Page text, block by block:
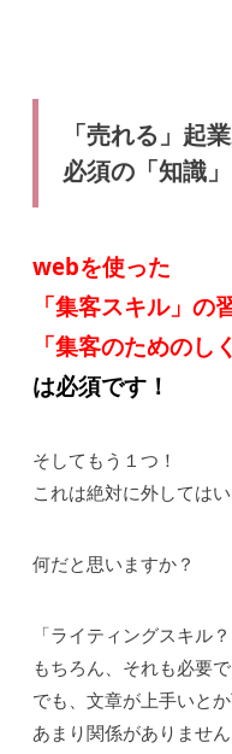
「売れる」起
必須の「知識
webを使った
「集客スキル」の
「集客のためのし
は必須です！
そしてもう１つ！
これは絶対に外してはい
何だと思いますか？
「ライティングスキル
もちろん、それも必要
でも、文章が上手いと
あまり関係がありません